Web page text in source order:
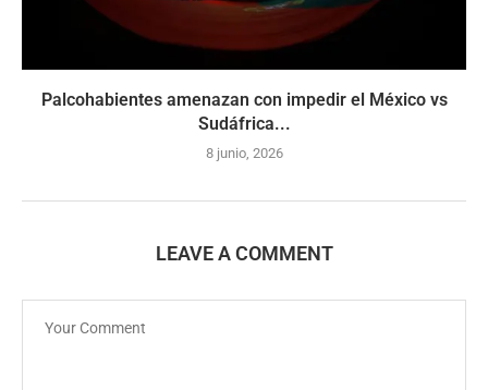
Palcohabientes amenazan con impedir el México vs
Sudáfrica...
8 junio, 2026
LEAVE A COMMENT